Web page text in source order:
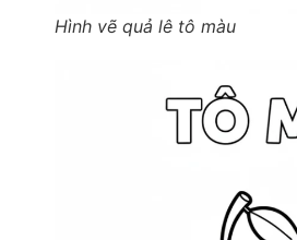
Hình vẽ quả lê tô màu